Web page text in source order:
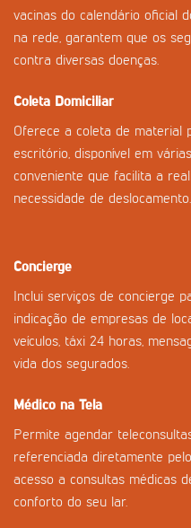
vacinas do calendário oficial
na rede, garantem que os
contra diversas doenças.
Coleta Domiciliar
Oferece a coleta de material
escritório, disponível em
conveniente que facilita a
necessidade de deslocamento.
Concierge
Inclui serviços de concierge
indicação de empresas de
veículos, táxi 24 horas,
vida dos segurados.
Médico na Tela
Permite agendar
referenciada diretamente
acesso a consultas médicas
conforto do seu lar.